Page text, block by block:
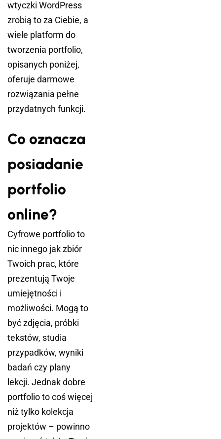
wtyczki WordPress
zrobią to za Ciebie, a
wiele platform do
tworzenia portfolio,
opisanych poniżej,
oferuje darmowe
rozwiązania pełne
przydatnych funkcji.
Co oznacza
posiadanie
portfolio
online?
Cyfrowe portfolio to
nic innego jak zbiór
Twoich prac, które
prezentują Twoje
umiejętności i
możliwości. Mogą to
być zdjęcia, próbki
tekstów, studia
przypadków, wyniki
badań czy plany
lekcji. Jednak dobre
portfolio to coś więcej
niż tylko kolekcja
projektów – powinno